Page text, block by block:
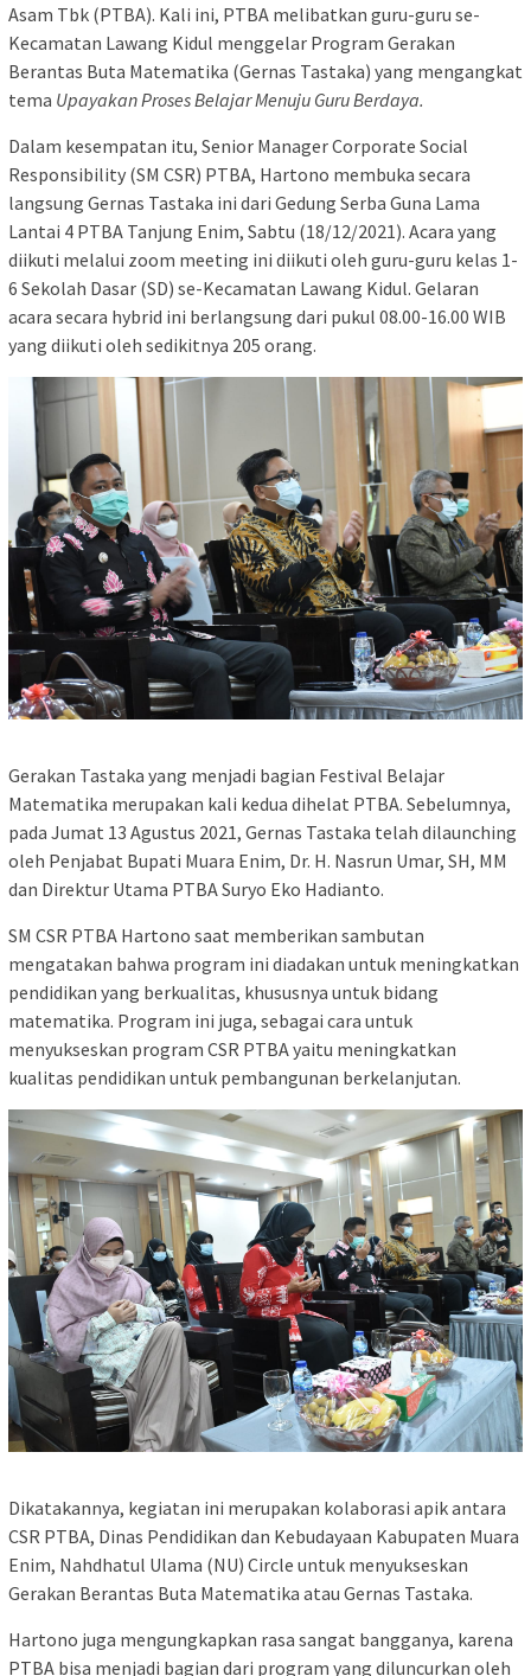
Asam Tbk (PTBA). Kali ini, PTBA melibatkan guru-guru se-
Kecamatan Lawang Kidul menggelar Program Gerakan
Berantas Buta Matematika (Gernas Tastaka) yang mengangkat
tema Upayakan Proses Belajar Menuju Guru Berdaya.
Dalam kesempatan itu, Senior Manager Corporate Social
Responsibility (SM CSR) PTBA, Hartono membuka secara
langsung Gernas Tastaka ini dari Gedung Serba Guna Lama
Lantai 4 PTBA Tanjung Enim, Sabtu (18/12/2021). Acara yang
diikuti melalui zoom meeting ini diikuti oleh guru-guru kelas 1-
6 Sekolah Dasar (SD) se-Kecamatan Lawang Kidul. Gelaran
acara secara hybrid ini berlangsung dari pukul 08.00-16.00 WIB
yang diikuti oleh sedikitnya 205 orang.
Gerakan Tastaka yang menjadi bagian Festival Belajar
Matematika merupakan kali kedua dihelat PTBA. Sebelumnya,
pada Jumat 13 Agustus 2021, Gernas Tastaka telah dilaunching
oleh Penjabat Bupati Muara Enim, Dr. H. Nasrun Umar, SH, MM
dan Direktur Utama PTBA Suryo Eko Hadianto.
SM CSR PTBA Hartono saat memberikan sambutan
mengatakan bahwa program ini diadakan untuk meningkatkan
pendidikan yang berkualitas, khususnya untuk bidang
matematika. Program ini juga, sebagai cara untuk
menyukseskan program CSR PTBA yaitu meningkatkan
kualitas pendidikan untuk pembangunan berkelanjutan.
Dikatakannya, kegiatan ini merupakan kolaborasi apik antara
CSR PTBA, Dinas Pendidikan dan Kebudayaan Kabupaten Muara
Enim, Nahdhatul Ulama (NU) Circle untuk menyukseskan
Gerakan Berantas Buta Matematika atau Gernas Tastaka.
Hartono juga mengungkapkan rasa sangat bangganya, karena
PTBA bisa menjadi bagian dari program yang diluncurkan oleh